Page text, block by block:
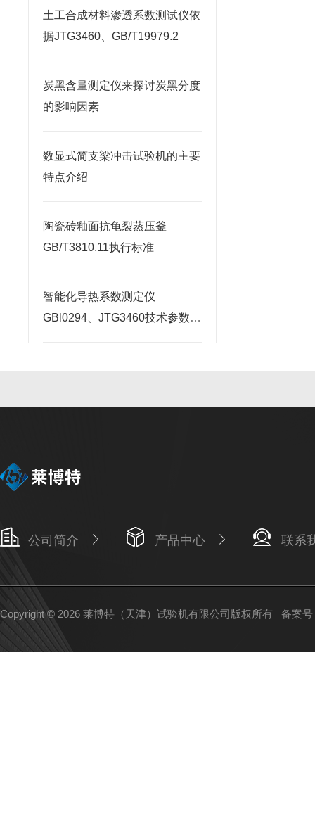
土工合成材料渗透系数测试仪依
据JTG3460、GB/T19979.2
炭黑含量测定仪来探讨炭黑分度
的影响因素
数显式简支梁冲击试验机的主要
特点介绍
陶瓷砖釉面抗龟裂蒸压釜
GB/T3810.11执行标准
智能化导热系数测定仪
GBl0294、JTG3460技术参数说
公司简介 产品中心 联系
Copyright © 2026 莱博特（天津）试验机有限公司版权所有 备案号